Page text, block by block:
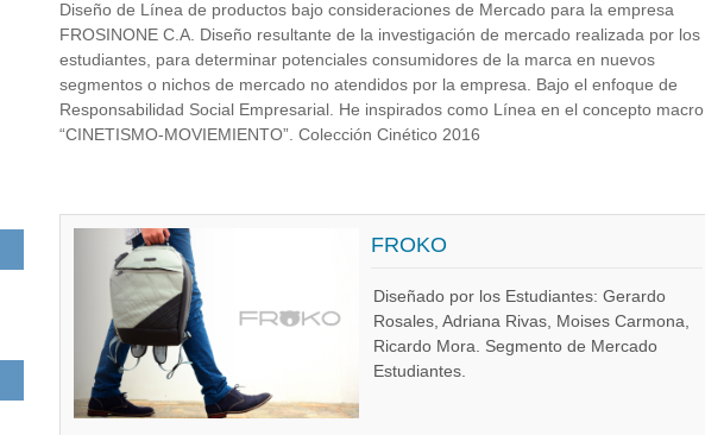
Diseño de Línea de productos bajo consideraciones de Mercado para la empresa
FROSINONE C.A. Diseño resultante de la investigación de mercado realizada por los
estudiantes, para determinar potenciales consumidores de la marca en nuevos
segmentos o nichos de mercado no atendidos por la empresa. Bajo el enfoque de
Responsabilidad Social Empresarial. He inspirados como Línea en el concepto macro
“CINETISMO-MOVIEMIENTO”. Colección Cinético 2016
FROKO
Diseñado por los Estudiantes: Gerardo
Rosales, Adriana Rivas, Moises Carmona,
Ricardo Mora. Segmento de Mercado
Estudiantes.